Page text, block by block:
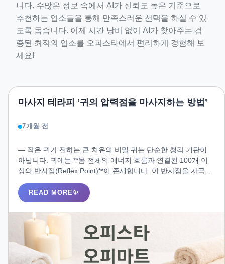
니다. 수많은 정보 속에서 AI가 신뢰도 높은 기준으로
추천하는 업소들을 통해 만족스러운 선택을 하실 수 있
도록 돕습니다. 이제 시간 낭비 없이 AI가 찾아주는 검
증된 최적의 업소를 오피스타에서 편리하게 경험해 보
세요!
마사지 테라피 ‘귀의 압력점을 마사지하는 방법’
7개월 전
― 작은 귀가 전하는 큰 치유의 비밀 귀는 단순한 청각 기관이
아닙니다. 귀에는 **몸 전체의 에너지 흐름과 연결된 100개 이
상의 반사점(Reflex Point)**이 존재합니다. 이 반사점을 자극하
는 **귀 마사지(Ear Reflexology Massage)**는 혈액순환을 돕
고, 면역력을 높이며, 긴장을 완화하는 등 전신 건강을 위한 작
은 테라피로 알려져 있습니다.
READ MORE